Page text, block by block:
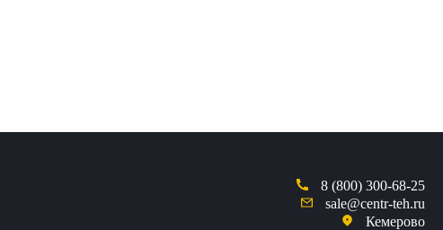
8 (800) 300-68-25
sale@centr-teh.ru
Кемерово